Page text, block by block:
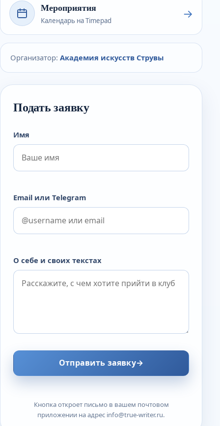
Мероприятия
Календарь на Timepad →
Организатор: Академия искусств Струвы
Подать заявку
Имя
Email или Telegram
О себе и своих текстах
Отправить заявку→
Кнопка откроет письмо в вашем почтовом
приложении на адрес info@true-writer.ru.